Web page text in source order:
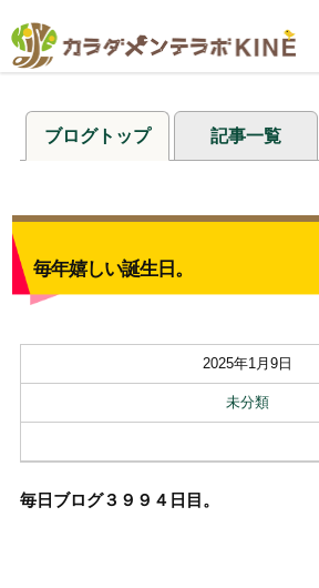
ブログトップ 記事一覧
毎年嬉しい誕生日。
2025年1月9日
未分類
毎日ブログ３９９４ 日目。